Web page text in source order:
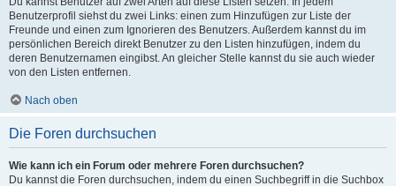
Benutzerprofil siehst du zwei Links: einen zum Hinzufügen zur Liste der
Freunde und einen zum Ignorieren des Benutzers. Außerdem kannst du im
persönlichen Bereich direkt Benutzer zu den Listen hinzufügen, indem du
deren Benutzernamen eingibst. An gleicher Stelle kannst du sie auch wieder
von den Listen entfernen.
Nach oben
Die Foren durchsuchen
Wie kann ich ein Forum oder mehrere Foren durchsuchen?
Du kannst die Foren durchsuchen, indem du einen Suchbegriff in die Suchbox